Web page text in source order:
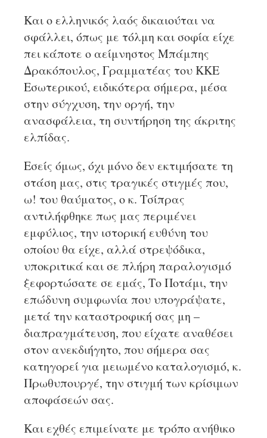
Και ο ελληνικός λαός δικαιούται να
σφάλλει, όπως με τόλμη και σοφία είχε
πει κάποτε ο αείμνηστος Μπάμπης
Δρακόπουλος, Γραμματέας του ΚΚΕ
Εσωτερικού, ειδικότερα σήμερα, μέσα
στην σύγχυση, την οργή, την
ανασφάλεια, τη συντήρηση της άκριτης
ελπίδας.
Εσείς όμως, όχι μόνο δεν εκτιμήσατε τη
στάση μας, στις τραγικές στιγμές που,
ω! του θαύματος, ο κ. Τσίπρας
αντιλήφθηκε πως μας περιμένει
εμφύλιος, την ιστορική ευθύνη του
οποίου θα είχε, αλλά στρεψόδικα,
υποκριτικά και σε πλήρη παραλογισμό
ξεφορτώσατε σε εμάς, Το Ποτάμι, την
επώδυνη συμφωνία που υπογράψατε,
μετά την καταστροφική σας μη –
διαπραγμάτευση, που είχατε αναθέσει
στον ανεκδιήγητο, που σήμερα σας
κατηγορεί για μειωμένο καταλογισμό, κ.
Πρωθυπουργέ, την στιγμή των κρίσιμων
αποφάσεών σας.
Και εχθές επιμείνατε με τρόπο ανήθικο